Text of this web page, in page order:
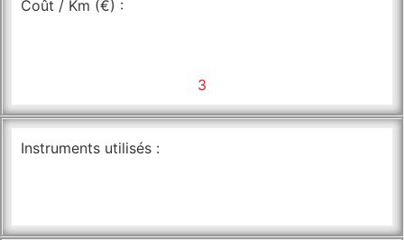
Coût / Km (€) :
3
Instruments utilisés :